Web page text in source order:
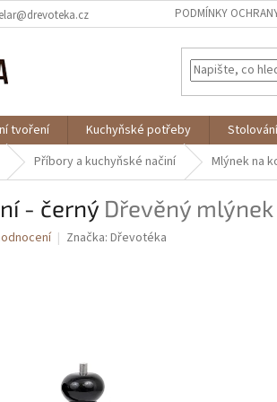
PODMÍNKY
tvoření Kuchyňské potřeby Stolování
Příbory a kuchyňské načiní Mlýnek na
- černý Dřevěný
Značka: Dřevotéka